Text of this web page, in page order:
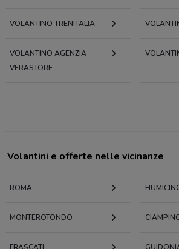
VOLANTINO TRENITALIA
VOLANTINO AGENZIA
VERASTORE
Volantini e offerte nelle vicinanze
ROMA
MONTEROTONDO